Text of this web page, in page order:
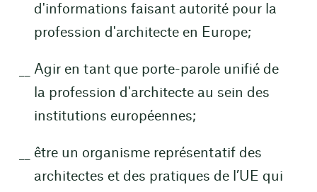
d'informations faisant autorité pour la
profession d'architecte en Europe;
Agir en tant que porte-parole unifié de
la profession d'architecte au sein des
institutions européennes;
être un organisme représentatif des
architectes et des pratiques de l’UE qui